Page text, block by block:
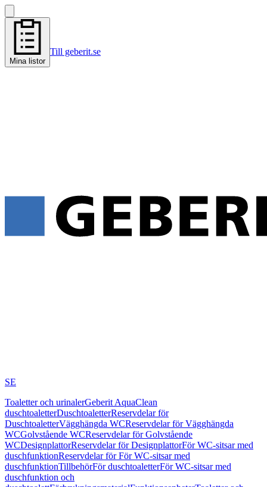
Mina listor
Till geberit.se
SE
Toaletter och urinalerGeberit AquaClean
duschtoaletterDuschtoaletterReservdelar för
DuschtoaletterVägghängda WCReservdelar för Vägghängda
WCGolvstående WCReservdelar för Golvstående
WCDesignplattorReservdelar för DesignplattorFör WC-sitsar med
duschfunktionReservdelar för För WC-sitsar med
duschfunktionTillbehörFör duschtoaletterFör WC-sitsar med
duschfunktion och